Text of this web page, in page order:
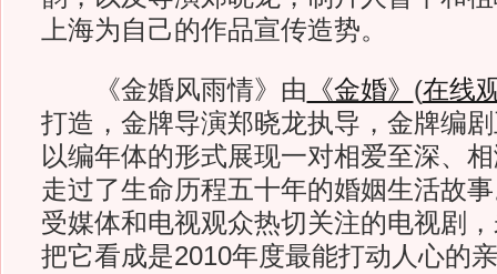
上海为自己的作品宣传造势。
《金婚风雨情》由 《金婚》 (在线
打造，金牌导演郑晓龙执导，金牌编
以编年体的形式展现一对相爱至深、
走过了生命历程五十年的婚姻生活故
受媒体和电视观众热切关注的电视剧
把它看成是2010年度最能打动人心的